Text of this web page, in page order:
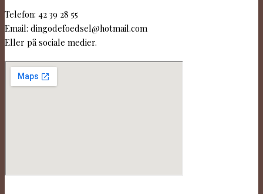
Telefon: 42 39 28 55
Email: dingodefoedsel@hotmail.com
Eller på sociale medier.